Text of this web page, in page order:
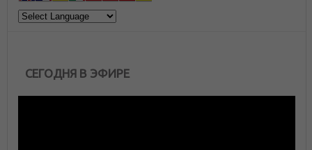
СЕГОДНЯ В ЭФИРЕ